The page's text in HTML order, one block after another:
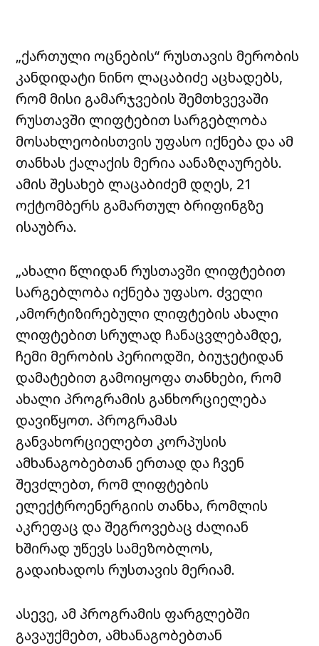
„ქართული ოცნების“ რუსთავის მერობის
კანდიდატი ნინო ლაცაბიძე აცხადებს,
რომ მისი გამარჯვების შემთხვევაში
რუსთავში ლიფტებით სარგებლობა
მოსახლეობისთვის უფასო იქნება და ამ
თანხას ქალაქის მერია აანაზღაურებს.
ამის შესახებ ლაცაბიძემ დღეს, 21
ოქტომბერს გამართულ ბრიფინგზე
ისაუბრა.
„ახალი წლიდან რუსთავში ლიფტებით
სარგებლობა იქნება უფასო. ძველი
,ამორტიზირებული ლიფტების ახალი
ლიფტებით სრულად ჩანაცვლებამდე,
ჩემი მერობის პერიოდში, ბიუჯეტიდან
დამატებით გამოიყოფა თანხები, რომ
ახალი პროგრამის განხორციელება
დავიწყოთ. პროგრამას
განვახორციელებთ კორპუსის
ამხანაგობებთან ერთად და ჩვენ
შევძლებთ, რომ ლიფტების
ელექტროენერგიის თანხა, რომლის
აკრეფაც და შეგროვებაც ძალიან
ხშირად უწევს სამეზობლოს,
გადაიხადოს რუსთავის მერიამ.
ასევე, ამ პროგრამის ფარგლებში
გავაუქმებთ, ამხანაგობებთან